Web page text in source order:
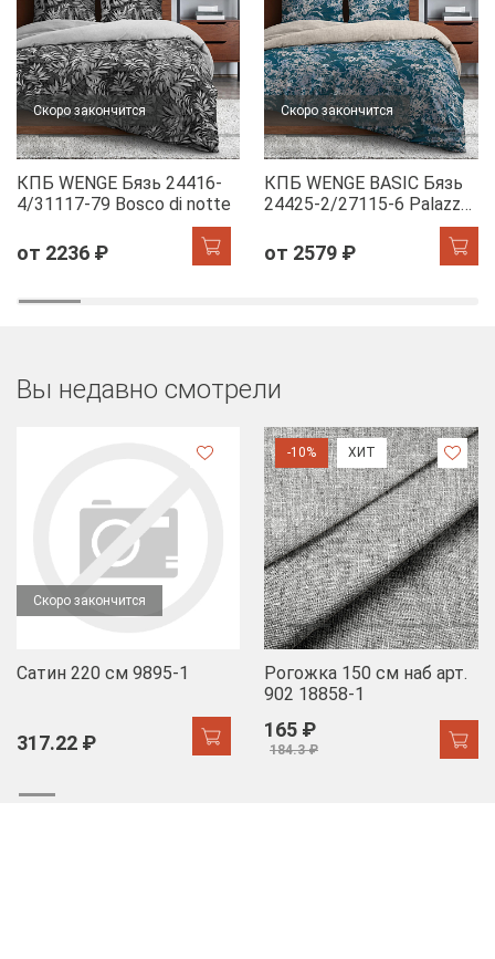
Скоро закончится
КПБ WENGE Бязь 24416-
4/31117-79 Bosco di notte
от 2236 ₽
Скоро закончится
КПБ WENGE BASIC Бязь
24425-2/27115-6 Palazzo
от 2579 ₽
Вы недавно смотрели
Скоро закончится
Сатин 220 см 9895-1
317.22 ₽
-10% ХИТ
Рогожка 150 см наб арт.
902 18858-1
165 ₽
184.3 ₽